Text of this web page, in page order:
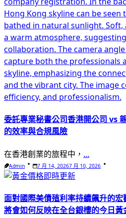
委託專業秘書公司香港開公司 vs
的效率與合規風險
在香港創業的旅程中， ...
Admin 7 月 14, 20267 月 10, 2026
面對國際美債殖利率持續飆升的
將會如何反映在全台銀樓的今日黃